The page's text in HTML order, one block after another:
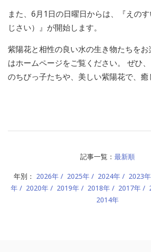
また、6月1日の日曜日からは、『えの
じさい）』が開始します。
紫陽花と相性の良い水の生き物たちをお
はホームページをご覧ください。 ぜひ
のちびっ子たちや、美しい紫陽花で、癒
記事一覧： 最新順
年別： 2026年 2025年 2024年 2023年
年
2020年 2019年 2018年 2017年
2014年